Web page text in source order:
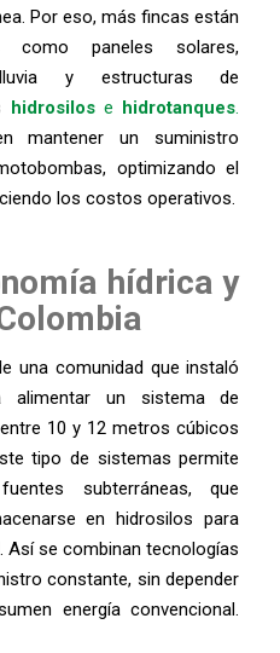
Por eso, más fincas están
como paneles solares,
y estructuras de
hidrosilose hidrotanques.
mantener un suministro
optimizando el
los costos operativos.
hídrica y
una comunidad que instaló
alimentar un sistema de
10 y 12 metros cúbicos
tipo de sistemas permite
subterráneas, que
en hidrosilos para
Así se combinan tecnologías
constante, sin depender
energía convencional.